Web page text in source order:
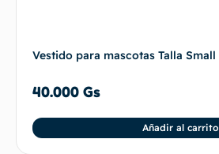
Vestido para mascotas Talla Small
40.000 Gs
Añadir al carrito